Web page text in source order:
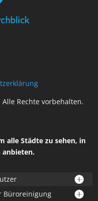
Alle Rechte vorbehalten.
alle Städte zu sehen, in
anbieten.
Büroreinigung